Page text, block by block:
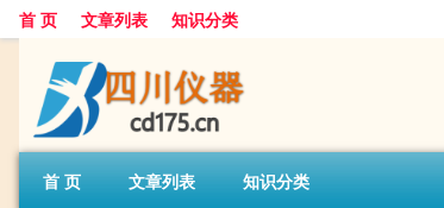
首 页 文章列表 知识分类
首 页 文章列表 知识分类